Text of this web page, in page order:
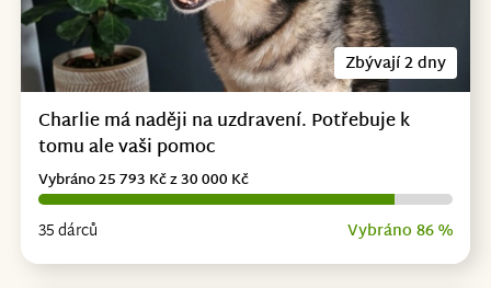
Zbývají 2 dny
Charlie má naději na uzdravení. Potřebuje k
tomu ale vaši pomoc
35 dárců Vybráno 86 %
Vybráno 25 793 Kč z 30 000 Kč